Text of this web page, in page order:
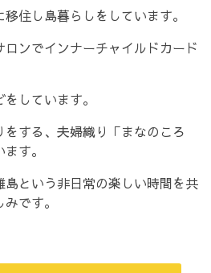
住し島暮らしをしています。
ンでインナーチャイルドカード
しています。
する、夫婦織り「まなのころ
す。
という非日常の楽しい時間を共
です。